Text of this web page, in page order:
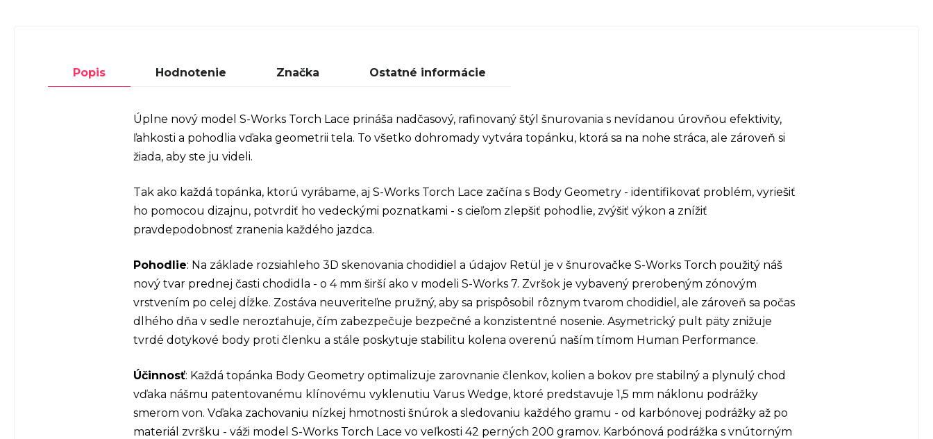
Popis Hodnotenie Značka Ostatné informácie
Úplne nový model S-Works Torch Lace prináša nadčasový, rafinovaný štýl šnurovania s nevídanou úrovňou efektivity,
ľahkosti a pohodlia vďaka geometrii tela. To všetko dohromady vytvára topánku, ktorá sa na nohe stráca, ale zároveň si
žiada, aby ste ju videli.
Tak ako každá topánka, ktorú vyrábame, aj S-Works Torch Lace začína s Body Geometry - identifikovať problém, vyriešiť
ho pomocou dizajnu, potvrdiť ho vedeckými poznatkami - s cieľom zlepšiť pohodlie, zvýšiť výkon a znížiť
pravdepodobnosť zranenia každého jazdca.
Pohodlie: Na základe rozsiahleho 3D skenovania chodidiel a údajov Retül je v šnurovačke S-Works Torch použitý náš
nový tvar prednej časti chodidla - o 4 mm širší ako v modeli S-Works 7. Zvršok je vybavený prerobeným zónovým
vrstvením po celej dĺžke. Zostáva neuveriteľne pružný, aby sa prispôsobil rôznym tvarom chodidiel, ale zároveň sa počas
dlhého dňa v sedle nerozťahuje, čím zabezpečuje bezpečné a konzistentné nosenie. Asymetrický pult päty znižuje
tvrdé dotykové body proti členku a stále poskytuje stabilitu kolena overenú naším tímom Human Performance.
Účinnosť: Každá topánka Body Geometry optimalizuje zarovnanie členkov, kolien a bokov pre stabilný a plynulý chod
vďaka nášmu patentovanému klínovému vyklenutiu Varus Wedge, ktoré predstavuje 1,5 mm náklonu podrážky
smerom von. Vďaka zachovaniu nízkej hmotnosti šnúrok a sledovaniu každého gramu - od karbónovej podrážky až po
materiál zvršku - váži model S-Works Torch Lace vo veľkosti 42 perných 200 gramov. Karbónová podrážka s vnútorným